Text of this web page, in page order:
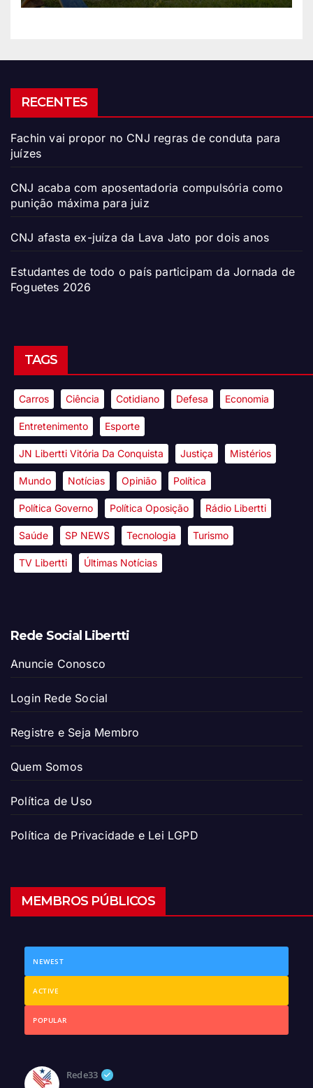
RECENTES
Fachin vai propor no CNJ regras de conduta para
juízes
CNJ acaba com aposentadoria compulsória como
punição máxima para juiz
CNJ afasta ex-juíza da Lava Jato por dois anos
Estudantes de todo o país participam da Jornada de
Foguetes 2026
TAGS
Carros Ciência Cotidiano Defesa Economia
Entretenimento Esporte
JN Libertti Vitória Da Conquista Justiça Mistérios
Mundo Notícias Opinião Política
Política Governo Política Oposição Rádio Libertti
Saúde SP NEWS Tecnologia Turismo
TV Libertti Últimas Notícias
Rede Social Libertti
Anuncie Conosco
Login Rede Social
Registre e Seja Membro
Quem Somos
Política de Uso
Política de Privacidade e Lei LGPD
MEMBROS PÚBLICOS
NEWEST
ACTIVE
POPULAR
Rede33